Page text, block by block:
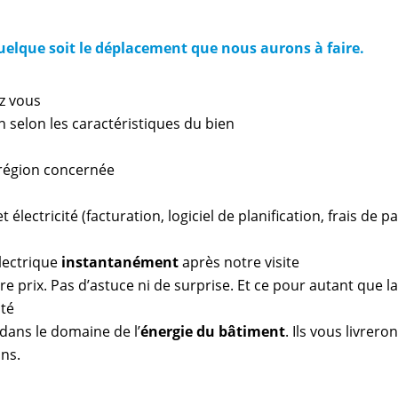
soit le déplacement que nous aurons à faire.
vous
selon les caractéristiques du bien
concernée
électricité (facturation, logiciel de planification, frais de
instantanémentaprès notre visite
prix. Pas d’astuce ni de surprise. Et ce pour autant que
le domaine de l’énergie du bâtiment. Ils vous